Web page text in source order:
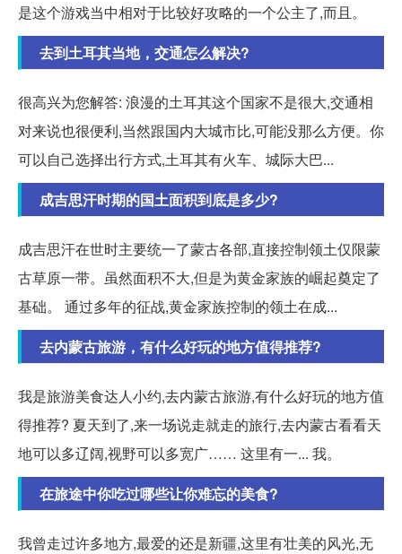
是这个游戏当中相对于比较好攻略的一个公主了,而且。
去到土耳其当地，交通怎么解决?
很高兴为您解答: 浪漫的土耳其这个国家不是很大,交通相
对来说也很便利,当然跟国内大城市比,可能没那么方便。你
可以自己选择出行方式,土耳其有火车、城际大巴...
成吉思汗时期的国土面积到底是多少?
成吉思汗在世时主要统一了蒙古各部,直接控制领土仅限蒙
古草原一带。虽然面积不大,但是为黄金家族的崛起奠定了
基础。 通过多年的征战,黄金家族控制的领土在成...
去内蒙古旅游，有什么好玩的地方值得推荐?
我是旅游美食达人小约,去内蒙古旅游,有什么好玩的地方值
得推荐? 夏天到了,来一场说走就走的旅行,去内蒙古看看天
地可以多辽阔,视野可以多宽广…… 这里有一... 我。
在旅途中你吃过哪些让你难忘的美食?
我曾走过许多地方,最爱的还是新疆,这里有壮美的风光,无